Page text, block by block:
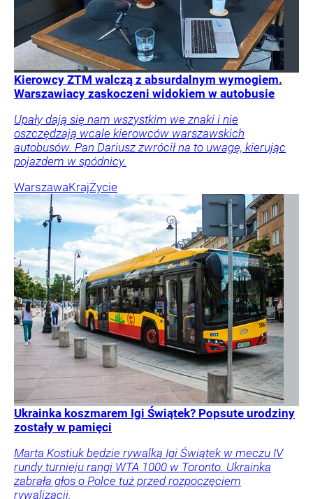
Kierowcy ZTM walczą z absurdalnym wymogiem.
Warszawiacy zaskoczeni widokiem w autobusie
Upały dają się nam wszystkim we znaki i nie
oszczędzają wcale kierowców warszawskich
autobusów. Pan Dariusz zwrócił na to uwagę, kierując
pojazdem w spódnicy.
WarszawaKrajŻycie
Ukrainka koszmarem Igi Świątek? Popsute urodziny
zostały w pamięci
Marta Kostiuk będzie rywalką Igi Świątek w meczu IV
rundy turnieju rangi WTA 1000 w Toronto. Ukrainka
zabrała głos o Polce tuż przed rozpoczęciem
rywalizacji.